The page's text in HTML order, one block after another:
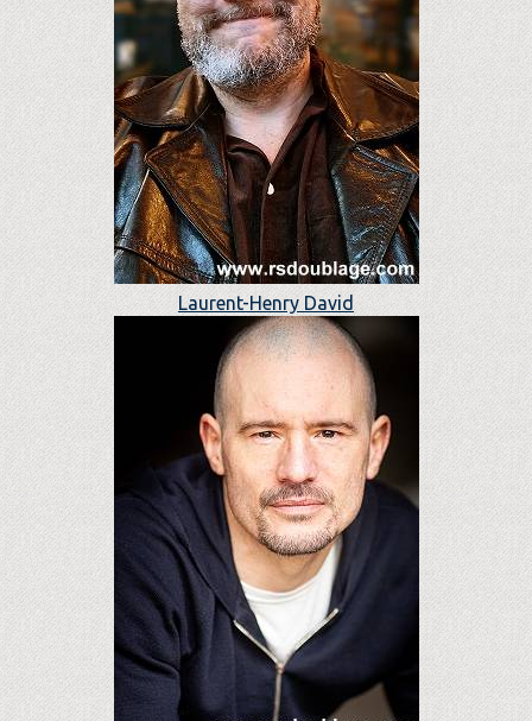
Laurent-Henry David